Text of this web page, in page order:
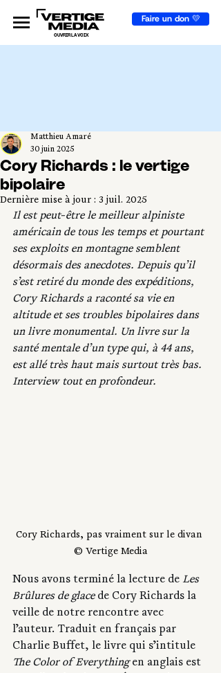
Faire un don 💛
OUVRIR LA VOIX
Cory Richards : le vertige
bipolaire
Matthieu Amaré
30 juin 2025
Dernière mise à jour : 3 juil. 2025
Il est peut-être le meilleur alpiniste
américain de tous les temps et pourtant
ses exploits en montagne semblent
désormais des anecdotes. Depuis qu’il
s’est retiré du monde des expéditions,
Cory Richards a raconté sa vie en
altitude et ses troubles bipolaires dans
un livre monumental. Un livre sur la
santé mentale d’un type qui, à 44 ans,
est allé très haut mais surtout très bas.
Interview tout en profondeur.
Cory Richards, pas vraiment sur le divan
© Vertige Media
Nous avons terminé la lecture de Les
Brûlures de glace de Cory Richards la
veille de notre rencontre avec
l’auteur. Traduit en français par
Charlie Buffet, le livre qui s’intitule
The Color of Everything en anglais est